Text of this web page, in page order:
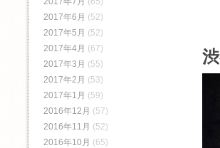
2017年6月 (52)
2017年5月 (52)
2017年4月 (67)
2017年3月 (55)
2017年2月 (53)
2017年1月 (59)
2016年12月 (57)
2016年11月 (52)
2016年10月 (65)